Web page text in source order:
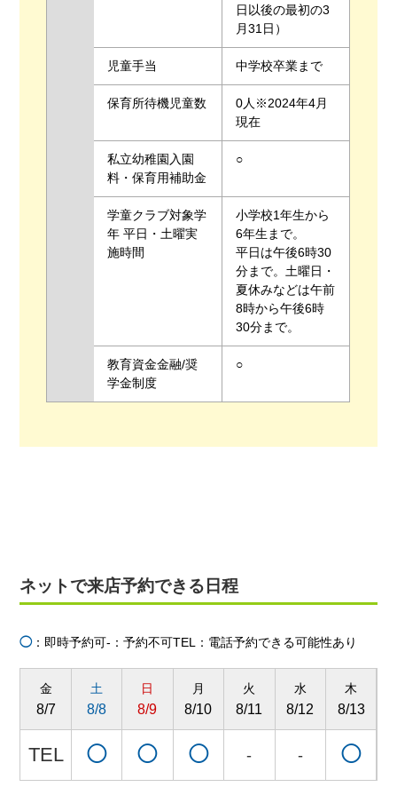
日以後の最初の3
月31日）
児童手当 中学校卒業まで
保育所待機児童数
0人※2024年4月
現在
私立幼稚園入園
料・保育用補助金
○
学童クラブ対象学
年 平日・土曜実
施時間
小学校1年生から
6年生まで。
平日は午後6時30
分まで。土曜日・
夏休みなどは午前
8時から午後6時
30分まで。
教育資金金融/奨
学金制度
○
ネットで来店予約できる日程
◯：即時予約可-：予約不可TEL：電話予約できる可能性あり
金
8/7
TEL
土
8/8
◯
日
8/9
◯
月
8/10
◯
火
8/11
-
水
8/12
-
木
8/13
◯